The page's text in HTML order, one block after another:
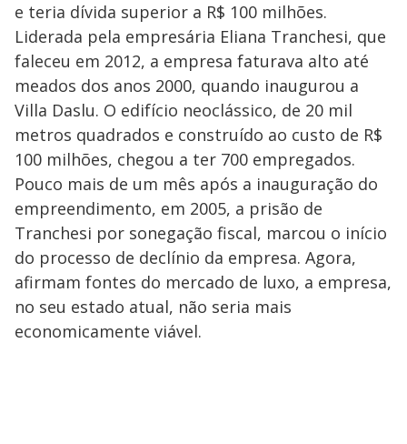
e teria dívida superior a R$ 100 milhões.
Liderada pela empresária Eliana Tranchesi, que
faleceu em 2012, a empresa faturava alto até
meados dos anos 2000, quando inaugurou a
Villa Daslu. O edifício neoclássico, de 20 mil
metros quadrados e construído ao custo de R$
100 milhões, chegou a ter 700 empregados.
Pouco mais de um mês após a inauguração do
empreendimento, em 2005, a prisão de
Tranchesi por sonegação fiscal, marcou o início
do processo de declínio da empresa. Agora,
afirmam fontes do mercado de luxo, a empresa,
no seu estado atual, não seria mais
economicamente viável.